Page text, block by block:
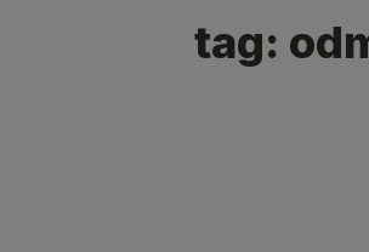
tag: